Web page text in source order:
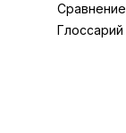
Глоссарий